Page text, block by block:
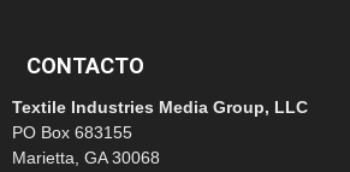
CONTACTO
Textile Industries Media Group, LLC
PO Box 683155
Marietta, GA 30068